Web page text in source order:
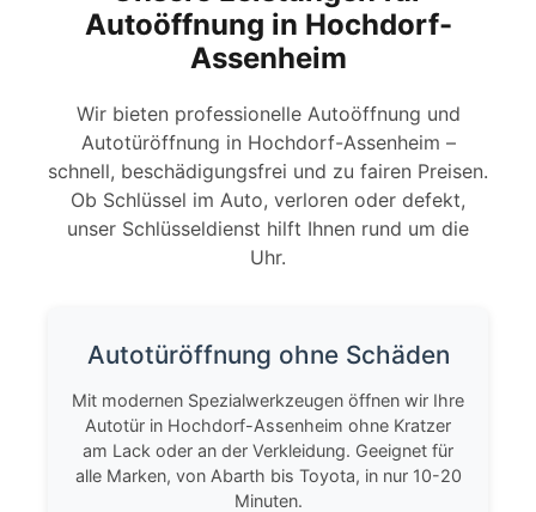
Autoöffnung in Hochdorf-
Assenheim
Wir bieten professionelle Autoöffnung und
Autotüröffnung in Hochdorf-Assenheim –
schnell, beschädigungsfrei und zu fairen Preisen.
Ob Schlüssel im Auto, verloren oder defekt,
unser Schlüsseldienst hilft Ihnen rund um die
Uhr.
Autotüröffnung ohne Schäden
Mit modernen Spezialwerkzeugen öffnen wir Ihre
Autotür in Hochdorf-Assenheim ohne Kratzer
am Lack oder an der Verkleidung. Geeignet für
alle Marken, von Abarth bis Toyota, in nur 10-20
Minuten.